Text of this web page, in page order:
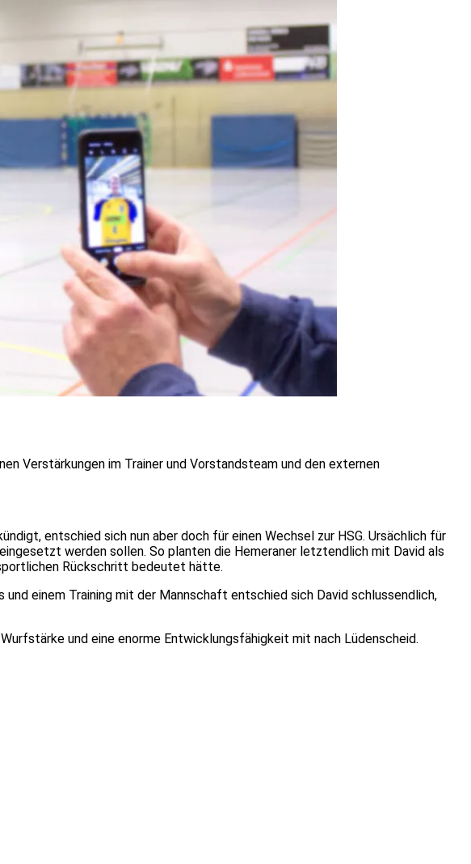
Verstärkungen im Trainer und Vorstandsteam und den externen
entschied sich nun aber doch für einen Wechsel zur HSG. Ursächlich für
werden sollen. So planten die Hemeraner letztendlich mit David als
Rückschritt bedeutet hätte.
einem Training mit der Mannschaft entschied sich David schlussendlich,
und eine enorme Entwicklungsfähigkeit mit nach Lüdenscheid.